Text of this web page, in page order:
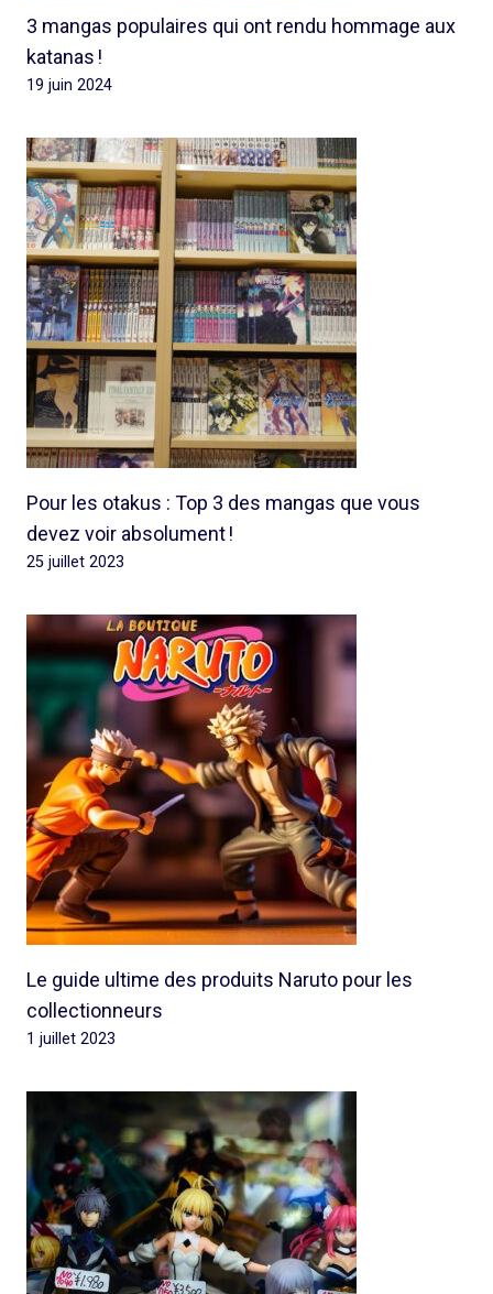
3 mangas populaires qui ont rendu hommage aux
katanas !
19 juin 2024
Pour les otakus : Top 3 des mangas que vous
devez voir absolument !
25 juillet 2023
Le guide ultime des produits Naruto pour les
collectionneurs
1 juillet 2023